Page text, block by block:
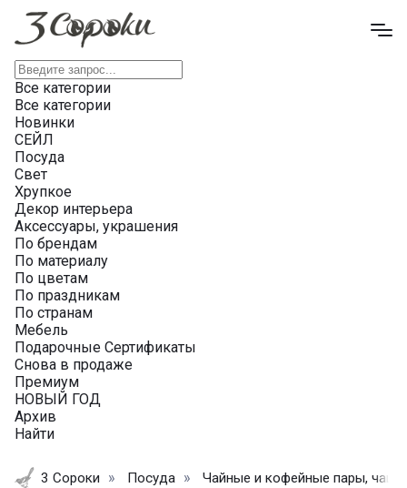
Все категории
Все категории
Новинки
СЕЙЛ
Посуда
Свет
Хрупкое
Декор интерьера
Аксессуары, украшения
По брендам
По материалу
По цветам
По праздникам
По странам
Мебель
Подарочные Сертификаты
Снова в продаже
Премиум
НОВЫЙ ГОД
Архив
Найти
3 Сороки Посуда Чайные и кофейные пары,